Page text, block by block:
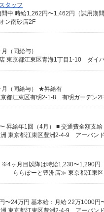
タッフ
ン南砂店2F
（同給与）
東京都江東区青海1丁目1-10 ダイ
（同給与） ★昇給有
都江東区有明2-1-8 有明ガーデン2F
東京都江東区豊洲2-4-9 アーバン
ららぽーと豊洲店≫ 東京都江東区
東京都江東区豊洲2-4-9 アーバン